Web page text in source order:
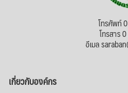
โทรศัพท์
โทรสาร
อีเมล
เกี่ยวกับองค์กร